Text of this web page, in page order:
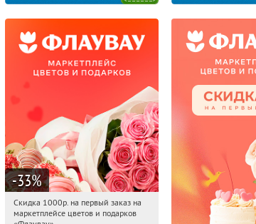
-33%
20:27:20 Получили:
Скидка 1000р. на первый заказ на
маркетплейсе цветов и подарков